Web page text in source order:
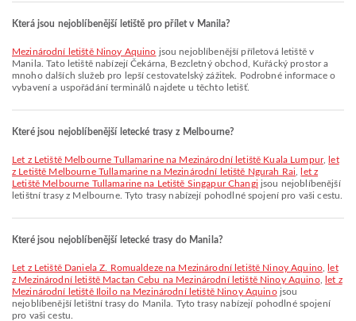
Která jsou nejoblíbenější letiště pro přílet v Manila?
Mezinárodní letiště Ninoy Aquino jsou nejoblíbenější příletová letiště v
Manila. Tato letiště nabízejí Čekárna, Bezcletný obchod, Kuřácký prostor a
mnoho dalších služeb pro lepší cestovatelský zážitek. Podrobné informace o
vybavení a uspořádání terminálů najdete u těchto letišť.
Které jsou nejoblíbenější letecké trasy z Melbourne?
let z Letiště Melbourne Tullamarine na Mezinárodní letiště Kuala Lumpur,
let
z Letiště Melbourne Tullamarine na Mezinárodní letiště Ngurah Rai
let z
Letiště Melbourne Tullamarine na Letiště Singapur Changi jsou nejoblíbenější
letištní trasy z Melbourne. Tyto trasy nabízejí pohodlné spojení pro vaši cestu.
Které jsou nejoblíbenější letecké trasy do Manila?
let z Letiště Daniela Z. Romualdeze na Mezinárodní letiště Ninoy Aquino,
let
z Mezinárodní letiště Mactan Cebu na Mezinárodní letiště Ninoy Aquino,
let z
Mezinárodní letiště Iloilo na Mezinárodní letiště Ninoy Aquinojsou
nejoblíbenější letištní trasy do Manila. Tyto trasy nabízejí pohodlné spojení
pro vaši cestu.